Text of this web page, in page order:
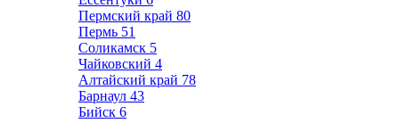
Пермский край 80
Пермь 51
Соликамск 5
Чайковский 4
Алтайский край 78
Барнаул 43
Бийск 6